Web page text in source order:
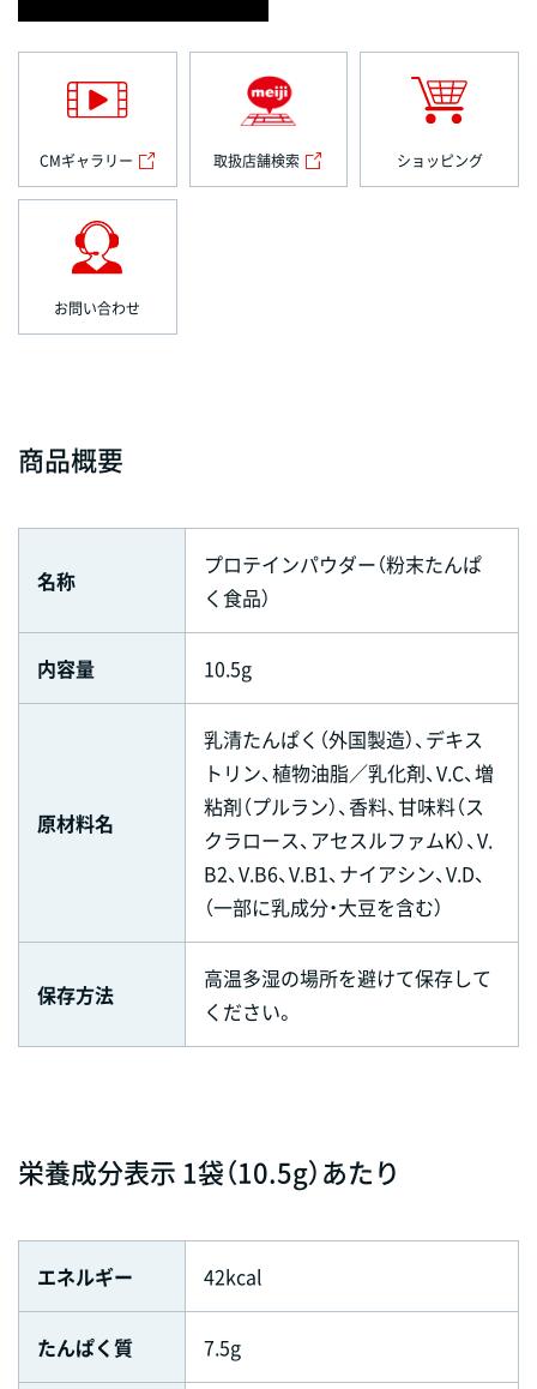
CMギャラリー 取扱店舗検索 ショッピング
お問い合わせ
商品概要
名称
プロテインパウダー（粉末たんぱ
く食品）
内容量 10.5g
原材料名
乳清たんぱく（外国製造）、デキス
トリン、植物油脂／乳化剤、V.C、増
粘剤（プルラン）、香料、甘味料（ス
クラロース、アセスルファムK）、V.
B2、V.B6、V.B1、ナイアシン、V.D、
（一部に乳成分・大豆を含む）
保存方法
高温多湿の場所を避けて保存して
ください。
栄養成分表示 1袋（10.5g）あたり
エネルギー 42kcal
たんぱく質 7.5g